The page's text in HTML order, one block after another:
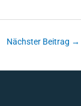
Nächster Beitrag →